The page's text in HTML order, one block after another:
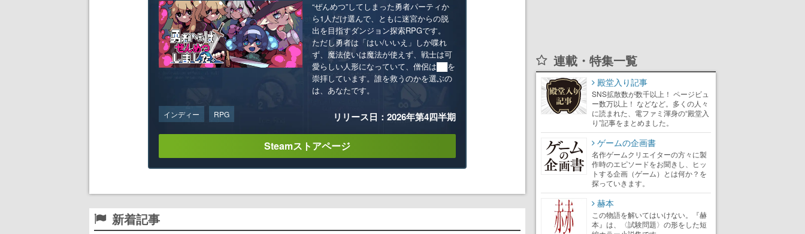
“ぜんめつ”してしまった勇者パーティか
ら1人だけ選んで、ともに迷宮からの脱
出を目指すダンジョン探索RPGです。
ただし勇者は「はい/いいえ」しか喋れ
ず、魔法使いは魔法が使えず、戦士は可
愛らしい人形になっていて、僧侶は██を
崇拝しています。誰を救うのかを選ぶの
は、あなたです。
インディー RPG リリース日：2026年第4四半期
Steamストアページ
新着記事
連載・特集一覧
殿堂入り記事
SNS拡散数が数千以上！ ページビュ
ー数万以上！ などなど。多くの人々
に読まれた、電ファミ渾身の“殿堂入
り”記事をまとめました。
ゲームの企画書
名作ゲームクリエイターの方々に製
作時のエピソードをお聞きし、ヒッ
トする企画（ゲーム）とは何か？を
探っていきます。
赫本
この物語を解いてはいけない。『赫
本』は、〈試験問題〉の形をした短